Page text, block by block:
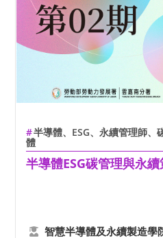
半導體、ESG、永續管理師、
體
半導體ESG碳管理與永
智慧半導體及永續製造學